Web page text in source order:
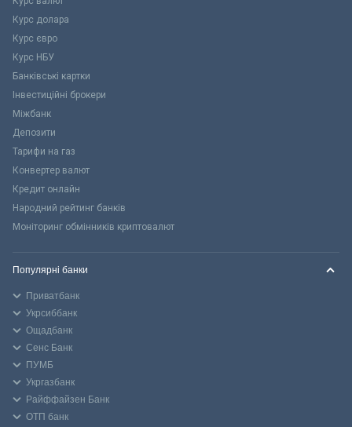
Курс долара
Курс євро
Курс НБУ
Банківські картки
Інвестиційні брокери
Міжбанк
Депозити
Тарифи на газ
Конвертер валют
Кредит онлайн
Народний рейтинг банків
Моніторинг обмінників криптовалют
Популярні банки
Приватбанк
Укрсиббанк
Ощадбанк
Сенс Банк
ПУМБ
Укргазбанк
Райффайзен Банк
ОТП банк